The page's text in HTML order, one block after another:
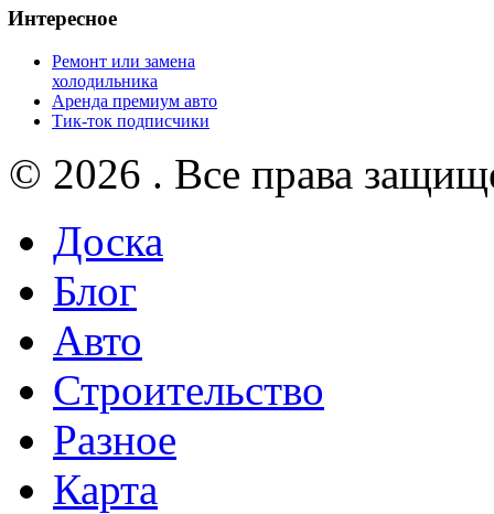
Интересное
Ремонт или замена
холодильника
Аренда премиум авто
Тик-ток подписчики
© 2026 . Все права
Доска
Блог
Авто
Строительство
Разное
Карта